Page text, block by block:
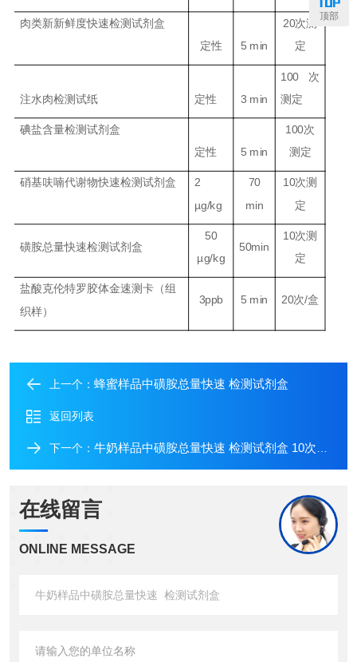
肉类新新鲜度快速检测试剂盒
定性
5 min
20次测
定
注水肉检测试纸 定性 3 min
100 次
测定
碘盐含量检测试剂盒
定性
5 min
100次
测定
硝基呋喃代谢物快速检测试剂盒
2
µg/kg
70
min
10次测
定
磺胺总量快速检测试剂盒
50
µg/kg
50min
10次测
定
盐酸克伦特罗胶体金速测卡（组
织样）
3ppb 5 min 20次/盒
上一个： 蜂蜜样品中磺胺总量快速 检测试剂盒
返回列表
下一个： 牛奶样品中磺胺总量快速 检测试剂盒 10次测定
在线留言
ONLINE MESSAGE
顶部